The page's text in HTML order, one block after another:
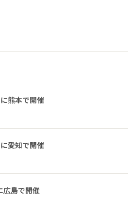
熊本で開催
愛知で開催
島で開催